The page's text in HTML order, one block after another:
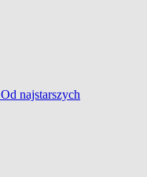
Od najstarszych